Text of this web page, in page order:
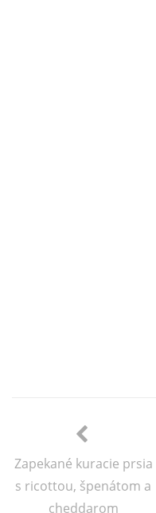
Zapekané kuracie prsia
s ricottou, špenátom a
cheddarom